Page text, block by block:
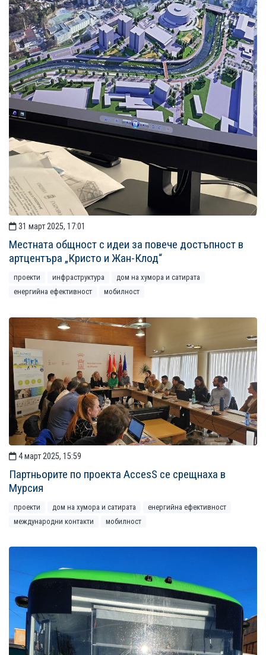
31 март 2025, 17:01
Местната общност с идеи за повече достъпност в
артцентъра „Кристо и Жан-Клод“
проекти инфраструктура
дом на хумора и сатирата
енергийна ефективност
мобилност
4 март 2025, 15:59
Партньорите по проекта AccesS се срещнаха в
Мурсия
проекти дом на хумора и сатирата
енергийна ефективност
международни контакти
мобилност